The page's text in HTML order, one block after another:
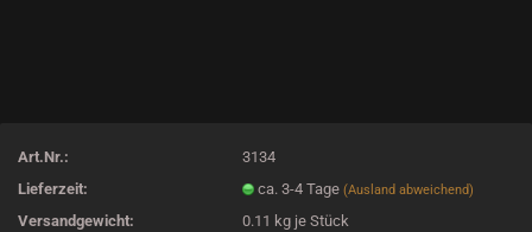
Art.Nr.:
3134
Lieferzeit:
ca. 3-4 Tage(Ausland abweichend)
Versandgewicht: 0.11 kg je Stück